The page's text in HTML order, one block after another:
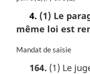
m
r
4. (1) Le
même loi est
N
Mandat de saisie
164. (1) Le